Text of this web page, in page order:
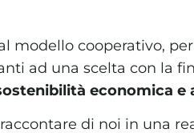
modello cooperativo,
ad una scelta con la
economica e
di noi in una